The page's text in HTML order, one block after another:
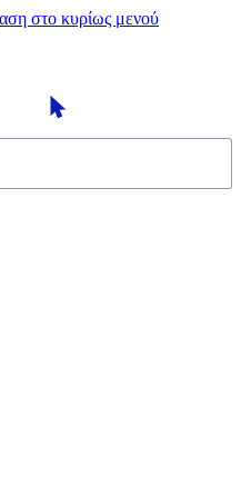
στο κυρίως μενού